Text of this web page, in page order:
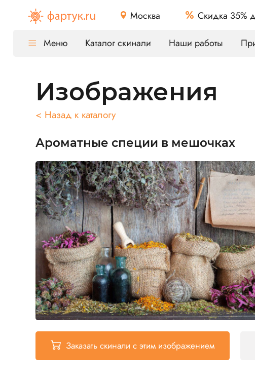
Москва Скидка 35%
Меню Каталог скинали Наши работы
Изображения
< Назад к каталогу
Ароматные специи в мешочках
Заказать скинали с этим изображением